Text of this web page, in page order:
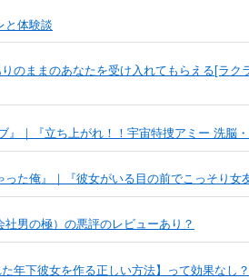
と体験談
のままのあなたを受け入れてもらえる[ラ
』｜『立ち上がれ！！宇宙特捜アミー 洗脳
った俺』｜『彼女がいる目の前でこっそり女
男の極）の悪評のレビューあり？
年下彼女を作る正しい方法】って効果なし